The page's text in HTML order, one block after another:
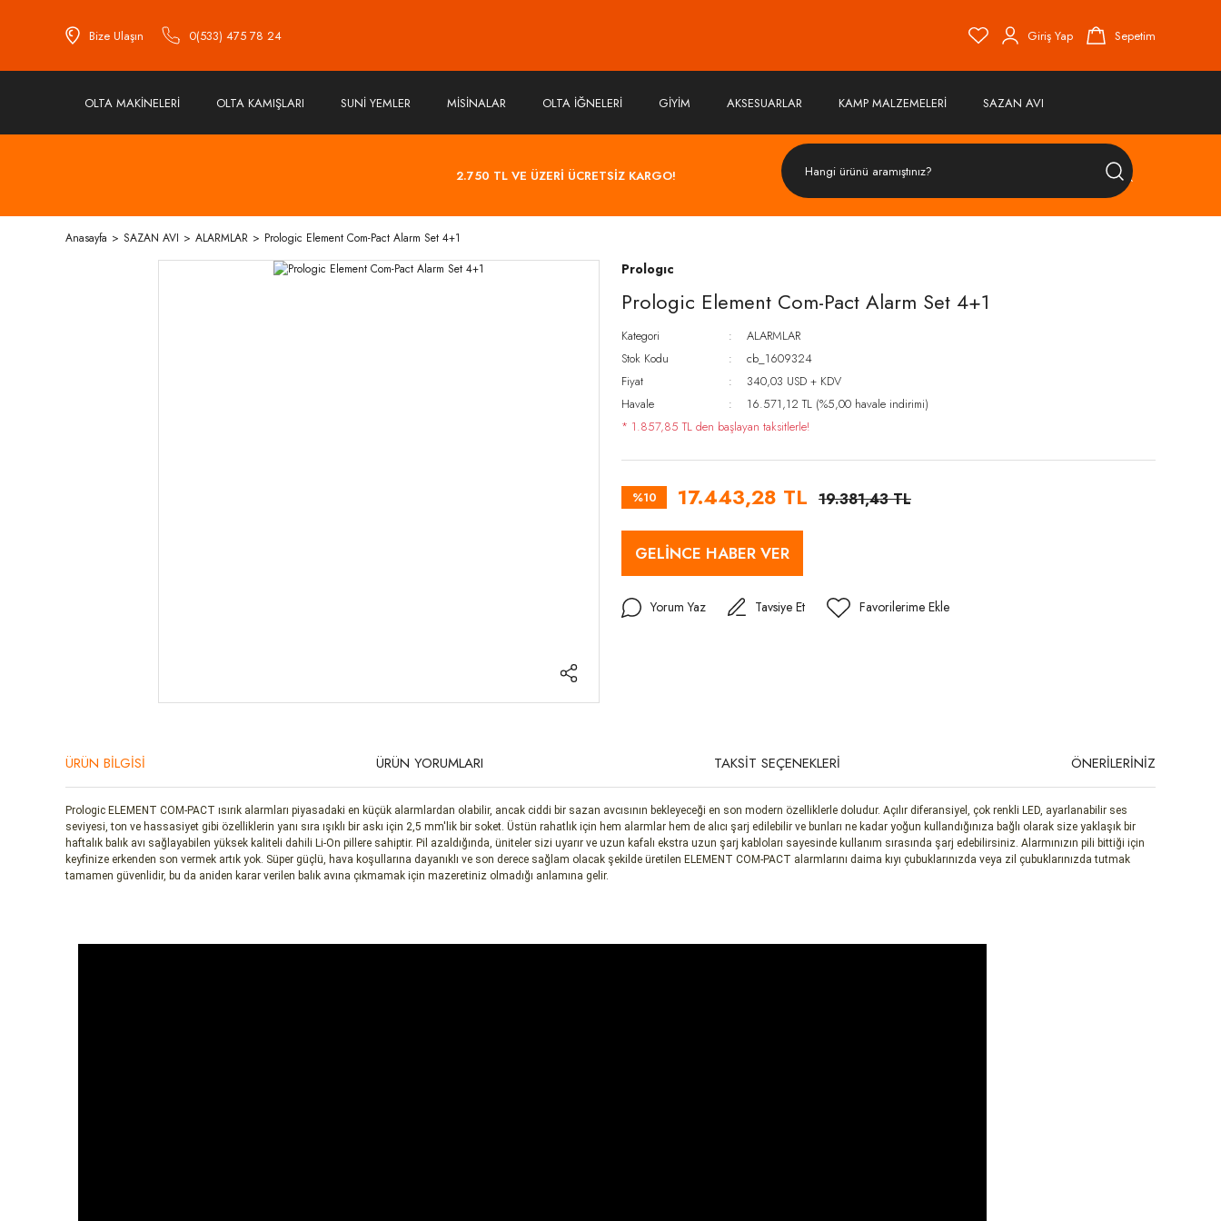
Bize Ulaşın 0(533) 475 78 24 Giriş Yap Sepetim
OLTA MAKİNELERİ OLTA KAMIŞLARI SUNİ YEMLER MİSİNALAR OLTA İĞNELERİ GİYİM AKSESUARLAR KAMP MALZEMELERİ SAZAN AVI
2.750 TL VE ÜZERİ ÜCRETSİZ KARGO!
ÜRÜN
Anasayfa SAZAN AVI ALARMLAR Prologic Element Com-Pact Alarm Set 4+1
Prologıc
Prologic Element Com-Pact Alarm Set 4+1
Kategori
ALARMLAR
Stok Kodu
cb_1609324
Fiyat
340,03 USD + KDV
Havale
16.571,12 TL (%5,00 havale indirimi)
* 1.857,85 TL den başlayan taksitlerle!
%10 17.443,28 TL 19.381,43 TL
GELİNCE HABER VER
Yorum Yaz Tavsiye Et
ÜRÜN BİLGİSİ ÜRÜN YORUMLARI TAKSİT SEÇENEKLERİ ÖNERİLERİNİZ
Prologic ELEMENT COM-PACT ısırık alarmları piyasadaki en küçük alarmlardan olabilir, ancak ciddi bir sazan avcısının bekleyeceği en son modern özelliklerle doludur. Açılır diferansiyel, çok renkli LED, ayarlanabilir ses
seviyesi, ton ve hassasiyet gibi özelliklerin yanı sıra ışıklı bir askı için 2,5 mm'lik bir soket. Üstün rahatlık için hem alarmlar hem de alıcı şarj edilebilir ve bunları ne kadar yoğun kullandığınıza bağlı olarak size yaklaşık bir
haftalık balık avı sağlayabilen yüksek kaliteli dahili Li-On pillere sahiptir. Pil azaldığında, üniteler sizi uyarır ve uzun kafalı ekstra uzun şarj kabloları sayesinde kullanım sırasında şarj edebilirsiniz. Alarmınızın pili bittiği için
keyfinize erkenden son vermek artık yok. Süper güçlü, hava koşullarına dayanıklı ve son derece sağlam olacak şekilde üretilen ELEMENT COM-PACT alarmlarını daima kıyı çubuklarınızda veya zil çubuklarınızda tutmak
tamamen güvenlidir, bu da aniden karar verilen balık avına çıkmamak için mazeretiniz olmadığı anlamına gelir.